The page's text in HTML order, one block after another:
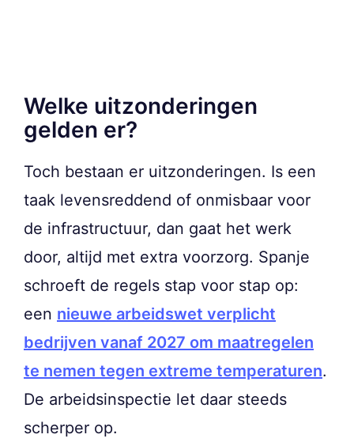
Welke uitzonderingen
gelden er?
Toch bestaan er uitzonderingen. Is een
taak levensreddend of onmisbaar voor
de infrastructuur, dan gaat het werk
door, altijd met extra voorzorg. Spanje
schroeft de regels stap voor stap op:
een nieuwe arbeidswet verplicht
bedrijven vanaf 2027 om maatregelen
te nemen tegen extreme temperaturen.
De arbeidsinspectie let daar steeds
scherper op.